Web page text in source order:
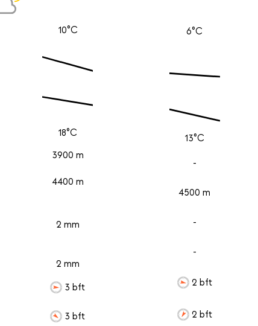
10°C
18°C
3900 m
4400 m
2 mm
2 mm
3 bft
3 bft
6°C
13°C
-
4500 m
-
-
2 bft
2 bft